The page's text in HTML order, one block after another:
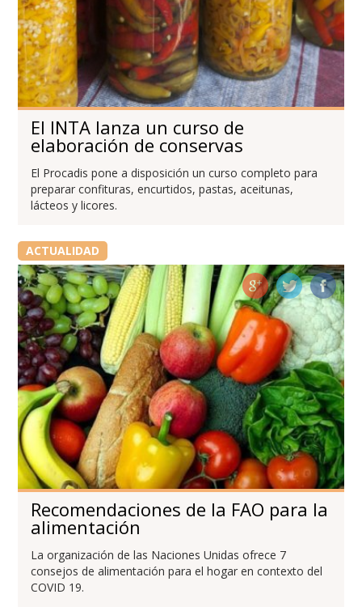
El INTA lanza un curso de
elaboración de conservas
El Procadis pone a disposición un curso completo para
preparar confituras, encurtidos, pastas, aceitunas,
lácteos y licores.
ACTUALIDAD
Recomendaciones de la FAO para la
alimentación
La organización de las Naciones Unidas ofrece 7
consejos de alimentación para el hogar en contexto del
COVID 19.